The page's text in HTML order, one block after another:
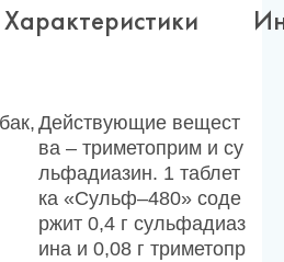
Характеристики
Действующие вещест
ва – триметоприм и су
льфадиазин. 1 таблет
ка «Сульф–480» соде
ржит 0,4 г сульфадиаз
ина и 0,08 г триметопр